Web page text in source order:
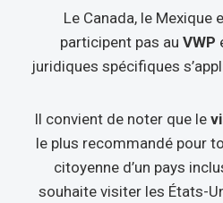
Le Canada, le Mexique
participent pas au VWP
juridiques spécifiques
Il convient de noter que le
le plus recommandé pour
citoyenne d’un pays
souhaite visiter les États-